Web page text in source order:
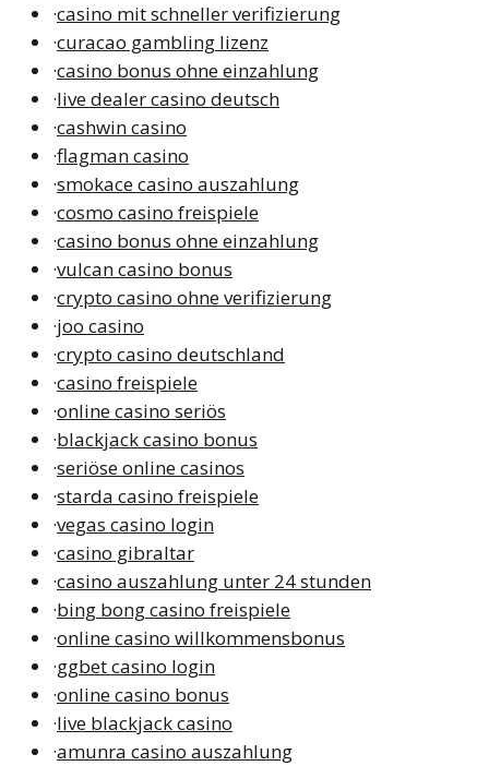
·casino mit schneller verifizierung
·curacao gambling lizenz
·casino bonus ohne einzahlung
·live dealer casino deutsch
·cashwin casino
·flagman casino
·smokace casino auszahlung
·cosmo casino freispiele
·casino bonus ohne einzahlung
·vulcan casino bonus
·crypto casino ohne verifizierung
·joo casino
·crypto casino deutschland
·casino freispiele
·online casino seriös
·blackjack casino bonus
·seriöse online casinos
·starda casino freispiele
·vegas casino login
·casino gibraltar
·casino auszahlung unter 24 stunden
·bing bong casino freispiele
·online casino willkommensbonus
·ggbet casino login
·online casino bonus
·live blackjack casino
·amunra casino auszahlung